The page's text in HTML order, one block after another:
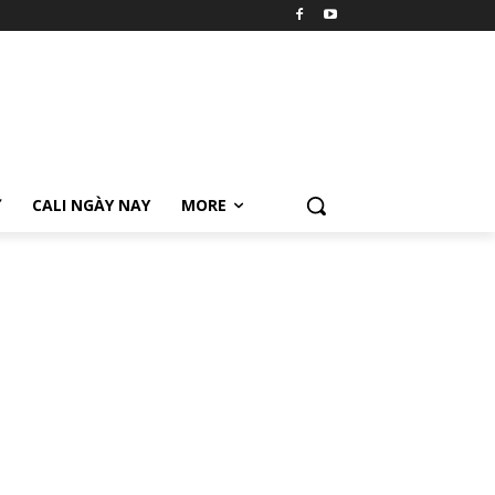
CALI NGÀY NAY MORE